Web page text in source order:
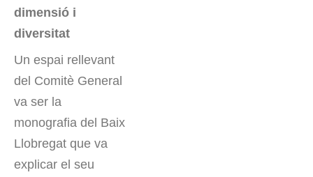
dimensió i
diversitat
Un espai rellevant
del Comitè General
va ser la
monografia del Baix
Llobregat que va
explicar el seu